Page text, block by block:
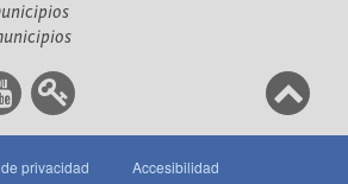
privacidad Accesibilidad